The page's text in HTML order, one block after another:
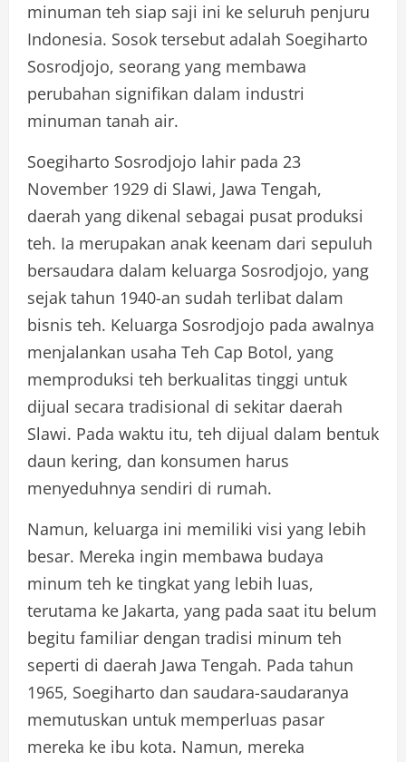
minuman teh siap saji ini ke seluruh penjuru
Indonesia. Sosok tersebut adalah Soegiharto
Sosrodjojo, seorang yang membawa
perubahan signifikan dalam industri
minuman tanah air.
Soegiharto Sosrodjojo lahir pada 23
November 1929 di Slawi, Jawa Tengah,
daerah yang dikenal sebagai pusat produksi
teh. Ia merupakan anak keenam dari sepuluh
bersaudara dalam keluarga Sosrodjojo, yang
sejak tahun 1940-an sudah terlibat dalam
bisnis teh. Keluarga Sosrodjojo pada awalnya
menjalankan usaha Teh Cap Botol, yang
memproduksi teh berkualitas tinggi untuk
dijual secara tradisional di sekitar daerah
Slawi. Pada waktu itu, teh dijual dalam bentuk
daun kering, dan konsumen harus
menyeduhnya sendiri di rumah.
Namun, keluarga ini memiliki visi yang lebih
besar. Mereka ingin membawa budaya
minum teh ke tingkat yang lebih luas,
terutama ke Jakarta, yang pada saat itu belum
begitu familiar dengan tradisi minum teh
seperti di daerah Jawa Tengah. Pada tahun
1965, Soegiharto dan saudara-saudaranya
memutuskan untuk memperluas pasar
mereka ke ibu kota. Namun, mereka